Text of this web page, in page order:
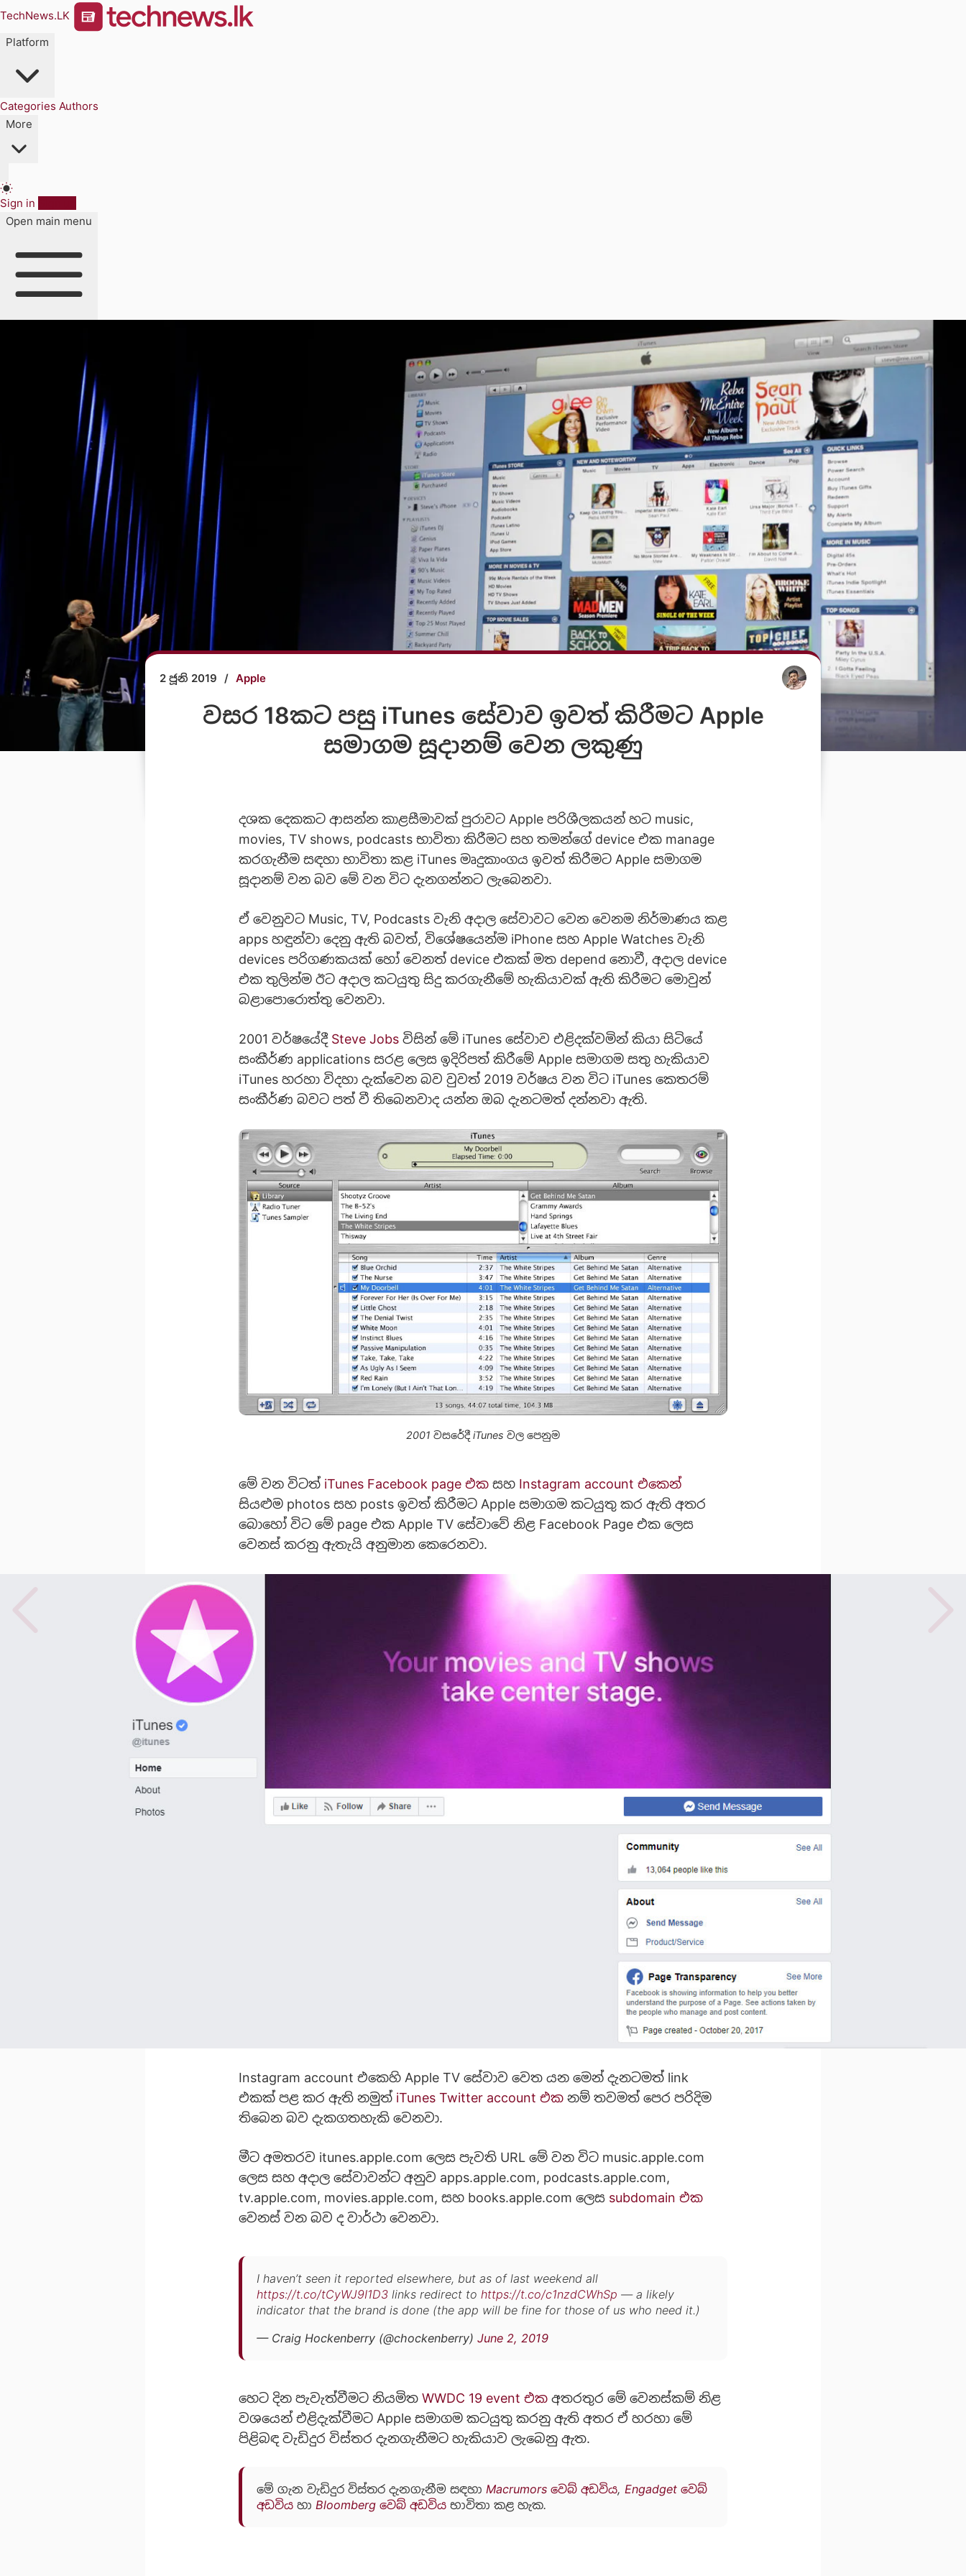
TechNews.LK
Platform
Categories Authors
More
Sign in
Open main menu
2 ජූනි 2019 / Apple
වසර 18කට පසු iTunes සේවාව ඉවත් කිරීමට Apple
සමාගම සූදානම් වෙන ලකුණු
දශක දෙකකට ආසන්න කාළසීමාවක් පුරාවට Apple පරිශීලකයන් හට music,
movies, TV shows, podcasts භාවිතා කිරීමට සහ තමන්ගේ device එක manage
කරගැනීම සඳහා භාවිතා කළ iTunes මෘදුකාංගය ඉවත් කිරීමට Apple සමාගම
සූදානම් වන බව මේ වන විට දැනගන්නට ලැබෙනවා.
ඒ වෙනුවට Music, TV, Podcasts වැනි අදාල සේවාවට වෙන වෙනම නිර්මාණය කළ
apps හඳුන්වා දෙනු ඇති බවත්, විශේෂයෙන්ම iPhone සහ Apple Watches වැනි
devices පරිගණකයක් හෝ වෙනත් device එකක් මත depend නොවී, අදාල device
එක තුලින්ම ඊට අදාල කටයුතු සිදු කරගැනීමේ හැකියාවක් ඇති කිරීමට මොවුන්
බළාපොරොත්තු වෙනවා.
2001 වර්ෂයේදී Steve Jobs විසින් මේ iTunes සේවාව එළිදක්වමින් කියා සිටියේ
සංකීර්ණ applications සරළ ලෙස ඉදිරිපත් කිරීමේ Apple සමාගම සතු හැකියාව
iTunes හරහා විදහා දැක්වෙන බව වුවත් 2019 වර්ෂය වන විට iTunes කෙතරම්
සංකීර්ණ බවට පත් වී තිබෙනවාද යන්න ඔබ දැනටමත් දන්නවා ඇති.
2001 වසරේදී iTunes වල ‌පෙනුම
මේ වන විටත් iTunes Facebook page එක සහ Instagram account එකෙන්
සියළුම photos සහ posts ඉවත් කිරීමට Apple සමාගම කටයුතු කර ඇති අතර
බොහෝ විට මේ page එක Apple TV සේවාවේ නිළ Facebook Page එක ලෙස
වෙනස් කරනු ඇතැයි අනුමාන කෙරෙනවා.
Instagram account එකෙහි Apple TV සේවාව වෙත යන මෙන් දැනටමත් link
එකක් පළ කර ඇති නමුත් iTunes Twitter account එක නම් තවමත් පෙර පරිදිම
තිබෙන බව දැකගතහැකි වෙනවා.
මීට අමතරව itunes.apple.com ලෙස පැවති URL මේ වන විට music.apple.com
ලෙස ‍සහ අදාල සේවාවන්ට අනුව apps.apple.com, podcasts.apple.com,
tv.apple.com, movies.apple.com, සහ books.apple.com ලෙස subdomain එක
වෙනස් වන බව ද වාර්ථා වෙනවා.
I haven’t seen it reported elsewhere, but as of last weekend all
https://t.co/tCyWJ9I1D3 links redirect to https://t.co/c1nzdCWhSp — a likely
indicator that the brand is done (the app will be fine for those of us who need it.)
— Craig Hockenberry (@chockenberry) June 2, 2019
හෙට දින පැවැත්වීමට නියමිත WWDC 19 event එක අතරතුර මේ වෙනස්කම් නිළ
වශයෙන් එළිදැක්වීමට Apple සමාගම කටයුතු කරනු ඇති අතර ඒ හරහා මේ
පිළිබඳ වැඩිදුර විස්තර දැනගැනීමට හැකියාව ලැබෙනු ඇත.
මේ ගැන වැඩිදුර විස්තර දැනගැනීම සඳහා Macrumors වෙබ් අඩවිය, Engadget වෙබ්
අඩවිය හා Bloomberg වෙබ් අඩවිය භාවිතා කළ හැක.